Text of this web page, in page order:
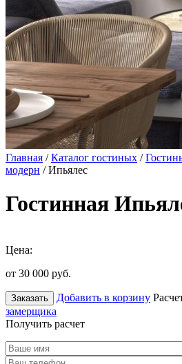
Главная /Каталог гостиных /
модерн / Ипьялес
Гостинная
Цена:
от 30 000 руб.
Заказать Добавить в корзину
замерщика
Получить расчет